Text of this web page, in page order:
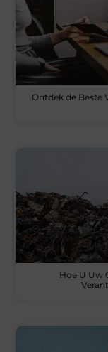
Ontdek de Beste
Hoe U Uw